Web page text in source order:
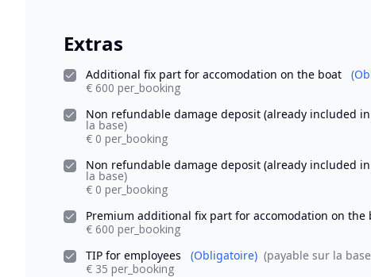
Extras
Additional fix part for accomodation on the boat
€ 600 per_booking
Non refundable damage deposit (already included
la base)
€ 0 per_booking
Non refundable damage deposit (already included
la base)
€ 0 per_booking
Premium additional fix part for accomodation on the
€ 600 per_booking
TIP for employees
(Obligatoire) (payable sur la
€ 35 per_booking